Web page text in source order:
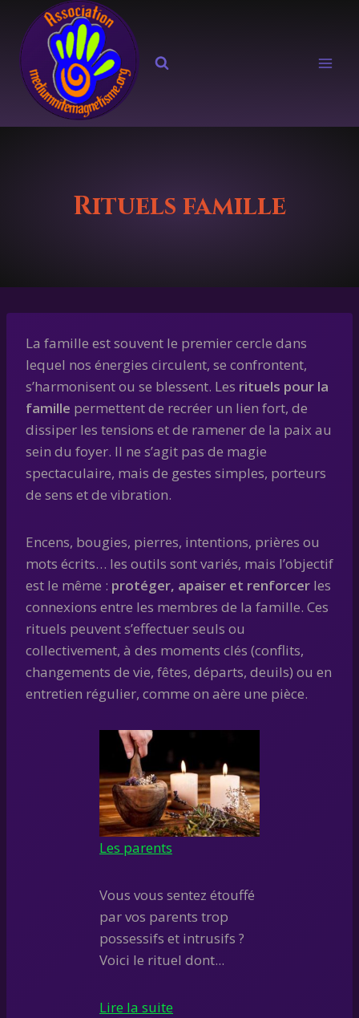
contenu
Rituels famille
La famille est souvent le premier cercle dans
lequel nos énergies circulent, se confrontent,
s’harmonisent ou se blessent. Les rituels pour la
famille permettent de recréer un lien fort, de
dissiper les tensions et de ramener de la paix au
sein du foyer. Il ne s’agit pas de magie
spectaculaire, mais de gestes simples, porteurs
de sens et de vibration.
Encens, bougies, pierres, intentions, prières ou
mots écrits… les outils sont variés, mais l’objectif
est le même : protéger, apaiser et renforcer les
connexions entre les membres de la famille. Ces
rituels peuvent s’effectuer seuls ou
collectivement, à des moments clés (conflits,
changements de vie, fêtes, départs, deuils) ou en
entretien régulier, comme on aère une pièce.
Les parents
Vous vous sentez étouffé
par vos parents trop
possessifs et intrusifs ?
Voici le rituel dont...
Lire la suite